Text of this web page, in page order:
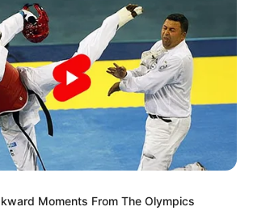
Moments From The Olympics